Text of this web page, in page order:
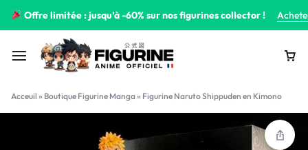
Offre limitée : jusqu’à -60% sur nos figurines collector !
Acceuil » Boutique Figurine Manga» Figurine Naruto Shippuden en Kimono